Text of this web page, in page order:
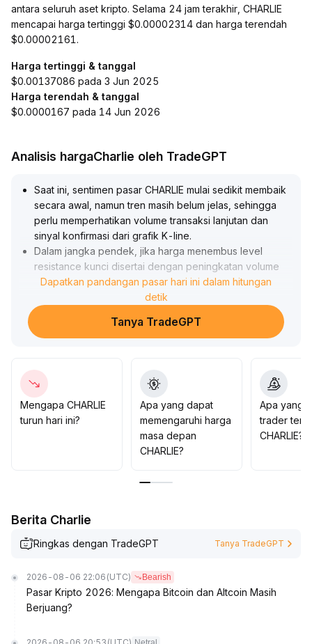
antara seluruh aset kripto. Selama 24 jam terakhir, CHARLIE
mencapai harga tertinggi $0.00002314 dan harga terendah
$0.00002161.
Harga tertinggi & tanggal
$0.00137086 pada 3 Jun 2025
Harga terendah & tanggal
$0.0000167 pada 14 Jun 2026
Analisis hargaCharlie oleh TradeGPT
Saat ini, sentimen pasar CHARLIE mulai sedikit membaik
secara awal, namun tren masih belum jelas, sehingga
perlu memperhatikan volume transaksi lanjutan dan
sinyal konfirmasi dari grafik K-line.
Dalam jangka pendek, jika harga menembus level
resistance kunci disertai dengan peningkatan volume
(disarankan memperhatikan kisaran $X.
XX), dapat menambah posisi secara moderat, tetapi jika
menghadapi penolakan dan harga berbalik turun,
Untuk alokasi jangka panjang, perlu memantau
pergerakan dana dan data on-chain secara ketat,
menyesuaikan posisi secara dinamis, dan memastikan
pengendalian risiko yang ketat.
Dapatkan pandangan pasar hari ini dalam hitungan
detik
Tanya TradeGPT
Mengapa CHARLIE
turun hari ini?
Apa yang dapat
memengaruhi harga
masa depan
CHARLIE?
Apa yang
trader
CHARLIE?
Berita Charlie
Ringkas dengan TradeGPT Tanya TradeGPT
2026-08-06 22:06 (UTC) Bearish
Pasar Kripto 2026: Mengapa Bitcoin dan Altcoin Masih
Berjuang?